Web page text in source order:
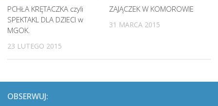
PCHŁA KRĘTACZKA czyli
SPEKTAKL DLA DZIECI w
MGOK.
23 LUTEGO 2015
ZAJĄCZEK W KOMOROWIE
31 MARCA 2015
OBSERWUJ: